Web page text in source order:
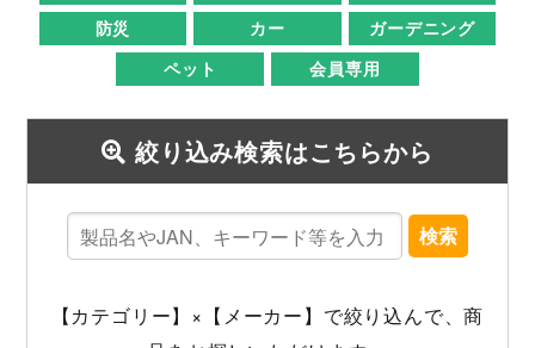
防災
カー
ガーデニング
ペット
会員専用
絞り込み検索はこちらから
検索
【カテゴリー】×【メーカー】で絞り込んで、商